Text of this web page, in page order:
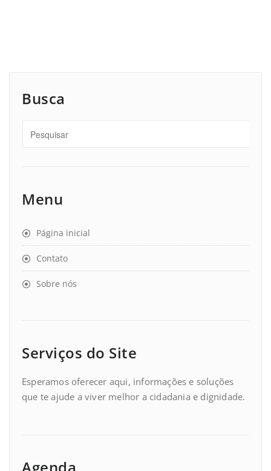
Busca
Menu
Página inicial
Contato
Sobre nós
Serviços do Site
Esperamos oferecer aqui, informações e soluções
que te ajude a viver melhor a cidadania e dignidade.